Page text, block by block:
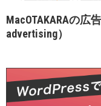
MacOTAKARAの広
advertising）